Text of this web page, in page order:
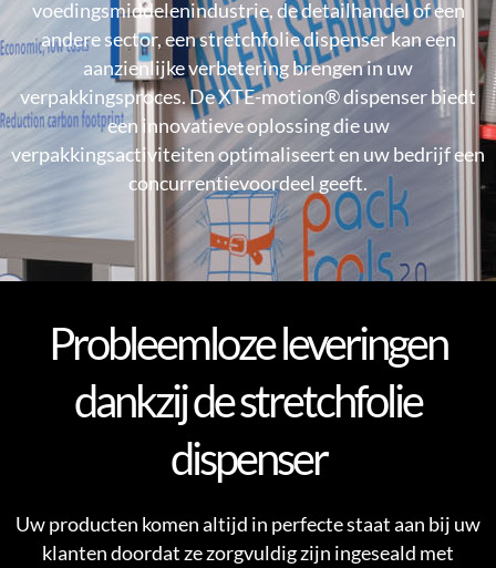
voedingsmiddelenindustrie, de detailhandel of een
andere sector, een stretchfolie dispenser kan een
aanzienlijke verbetering brengen in uw
verpakkingsproces. De XTE-motion® dispenser biedt
een innovatieve oplossing die uw
verpakkingsactiviteiten optimaliseert en uw bedrijf een
concurrentievoordeel geeft.
Probleemloze leveringen
dankzij de stretchfolie
dispenser
Uw producten komen altijd in perfecte staat aan bij uw
klanten doordat ze zorgvuldig zijn ingeseald met